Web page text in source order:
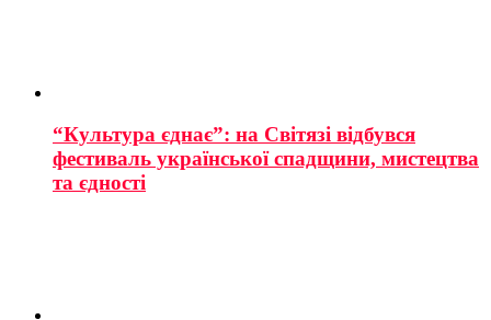
“Культура єднає”: на Світязі відбувся
фестиваль української спадщини, мистецтва
та єдності